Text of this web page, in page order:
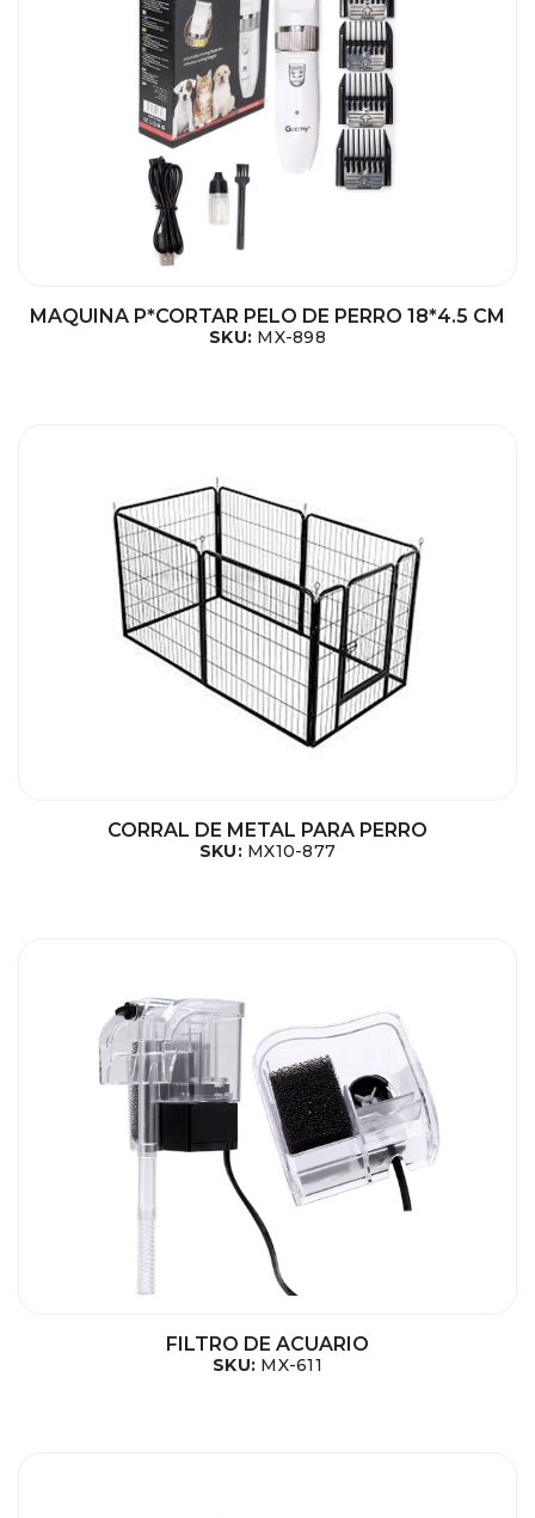
MAQUINA P*CORTAR PELO DE PERRO 18*4.5 CM
SKU: MX-898
CORRAL DE METAL PARA PERRO
SKU: MX10-877
FILTRO DE ACUARIO
SKU: MX-611